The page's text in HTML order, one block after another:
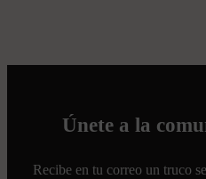
Únete a la
Recibe en tu correo un truco